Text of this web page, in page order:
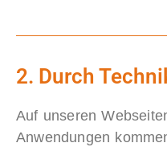
2. Durch
Auf unseren
Anwendungen